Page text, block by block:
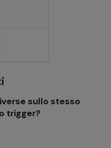
sullo stesso
trigger?